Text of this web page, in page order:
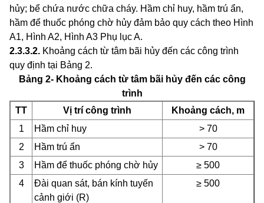
hủy; bể chứa nước chữa cháy. Hầm chỉ huy, hầm trú ẩn,
hầm để thuốc phóng chờ hủy đảm bảo quy cách theo Hình
A1, Hình A2, Hình A3 Phụ lục A.
2.3.3.2. Khoảng cách từ tâm bãi hủy đến các công trình
quy định tại Bảng 2.
Bảng 2- Khoảng cách từtâm bãi hủy đến các công
trình
TT
Vị trí công trình
Khoảng cách, m
1
Hầm chỉ huy
> 70
2
Hầm trú ẩn
> 70
3
Hầm để thuốc phóng chờ hủy
≥ 500
4
Đài quan sát, bán kính tuyến
cảnh giới (R)
≥ 500